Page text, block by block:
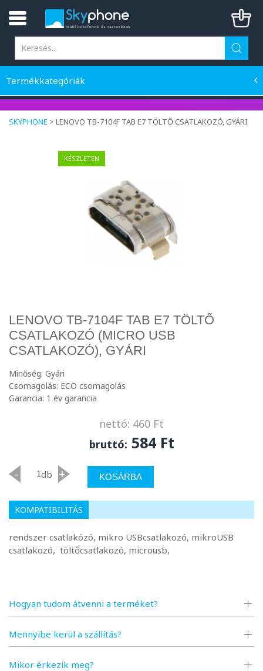
Termékkategóriák
SKYPHONE > LENOVO TB-7104F TAB E7 TÖLTŐ CSATLAKOZÓ, GYÁRI
KÉSZLETEN
LENOVO TB-7104F TAB E7 TÖLTŐ
CSATLAKOZÓ (MICRO USB
CSATLAKOZÓ), GYÁRI
Minőség: Gyári
Csomagolás: ECO csomagolás
Garancia: 1 év garancia
nettó: 460 Ft
bruttó: 584 Ft
- db + KOSÁRBA
Hogyan tudom átvenni a terméket?
Mennyibe kerül a szállítás?
Mikor érkezik meg?
KOMPATIBILITÁS
rendszer csatlakózó, mikro USBcsatlakozó, mikroUSB
csatlakozó, töltőcsatlakozó, microusb,